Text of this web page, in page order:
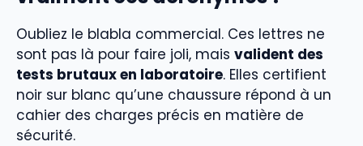
Oubliez le blabla commercial. Ces lettres ne
sont pas là pour faire joli, mais valident des
tests brutaux en laboratoire. Elles certifient
noir sur blanc qu’une chaussure répond à un
cahier des charges précis en matière de
sécurité.